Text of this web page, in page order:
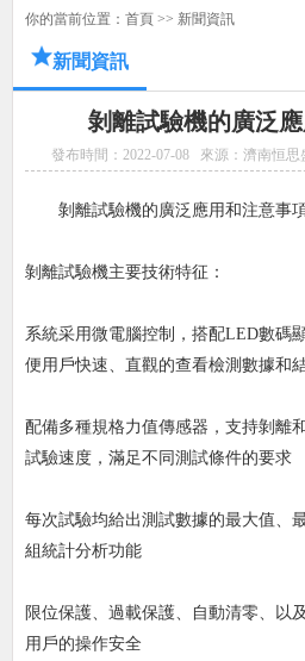
你的當前位置： 首頁 >> 新聞資訊
新聞資訊
剝離試驗機的廣泛
發布時間：2022-07-08 來源：濟南恒思
剝離試驗機的廣泛應用和注意事
剝離試驗機主要技術特征：
系統采用微電腦控制，搭配LED數碼
便用戶快速、直觀的查看檢測數據和
配備多種規格力值傳感器，支持剝離
試驗速度，滿足不同測試條件的要求
每次試驗均給出測試數據的最大值、
組統計分析功能
限位保護、過載保護、自動清零、以
用戶的操作安全